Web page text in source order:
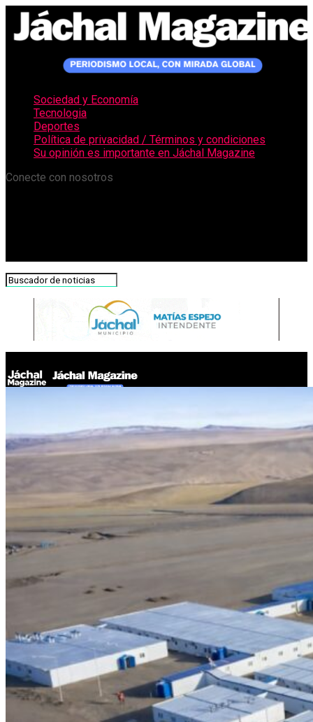
Sociedad y Economía
Tecnologia
Deportes
Política de privacidad / Términos y condiciones
Su opinión es importante en Jáchal Magazine
Conecte con nosotros
BHP analizó el futuro de Josemaría y Filo del Sol en una reunión